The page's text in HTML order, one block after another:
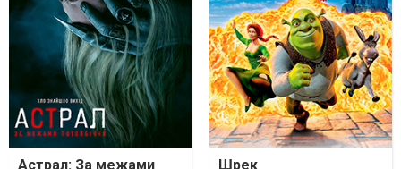
Астрал: За межами Шрек